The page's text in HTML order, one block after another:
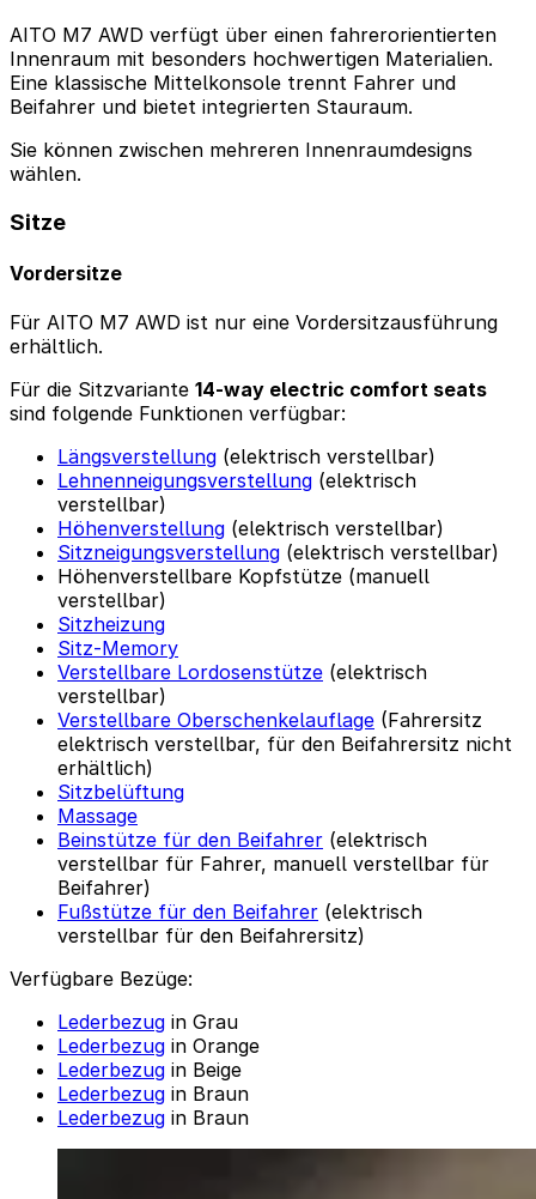
AITO M7 AWD verfügt über einen fahrerorientierten
Innenraum mit besonders hochwertigen Materialien.
Eine klassische Mittelkonsole trennt Fahrer und
Beifahrer und bietet integrierten Stauraum.
Sie können zwischen mehreren Innenraumdesigns
wählen.
Sitze
Vordersitze
Für AITO M7 AWD ist nur eine Vordersitzausführung
erhältlich.
Für die Sitzvariante 14-way electric comfort seats
sind folgende Funktionen verfügbar:
Längsverstellung (elektrisch verstellbar)
Lehnenneigungsverstellung (elektrisch
verstellbar)
Höhenverstellung (elektrisch verstellbar)
Sitzneigungsverstellung (elektrisch verstellbar)
Höhenverstellbare Kopfstütze (manuell
verstellbar)
Sitzheizung
Sitz-Memory
Verstellbare Lordosenstütze (elektrisch
verstellbar)
Verstellbare Oberschenkelauflage (Fahrersitz
elektrisch verstellbar, für den Beifahrersitz nicht
erhältlich)
Sitzbelüftung
Massage
Beinstütze für den Beifahrer (elektrisch
verstellbar für Fahrer, manuell verstellbar für
Beifahrer)
Fußstütze für den Beifahrer (elektrisch
verstellbar für den Beifahrersitz)
Verfügbare Bezüge:
Lederbezug in Grau
Lederbezug in Orange
Lederbezug in Beige
Lederbezug in Braun
Lederbezug in Braun